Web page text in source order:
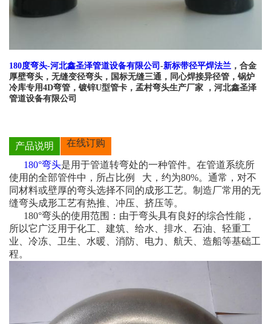
180度弯头-河北鑫圣泽管道设备有限公司 -新标带径平焊法兰，合金
厚壁弯头，无缝变径弯头，国标无缝三通，同心焊接异径管，锅炉
冷库专用4D弯管，镀锌U型管卡，孟村弯头生产厂家 ，河北鑫圣泽
管道设备有限公司
产品说明 在线订购
180°弯头是用于管道转弯处的一种管件。在管道系统所
使用的全部管件中，所占比例 大，约为80%。通常，对不
同材料或壁厚的弯头选择不同的成形工艺。制造厂常用的无
缝弯头成形工艺有热推、冲压、挤压等。
180°弯头的使用范围：由于弯头具有良好的综合性能，
所以它广泛用于化工、建筑、给水、排水、石油、轻重工
业、冷冻、卫生、水暖、消防、电力、航天、造船等基础工
程。